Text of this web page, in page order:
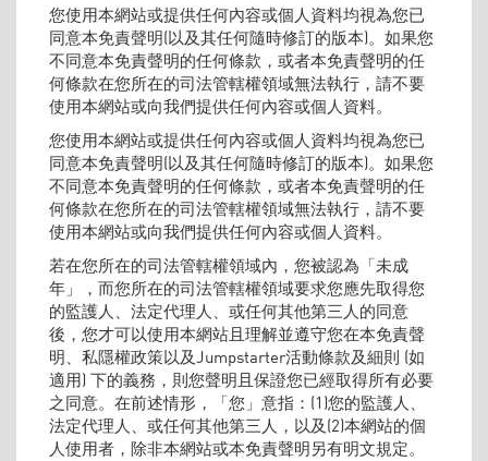
您使用本網站或提供任何內容或個人資料均視為您已
同意本免責聲明(以及其任何隨時修訂的版本)。如果您
不同意本免責聲明的任何條款，或者本免責聲明的任
何條款在您所在的司法管轄權領域無法執行，請不要
使用本網站或向我們提供任何內容或個人資料。
您使用本網站或提供任何內容或個人資料均視為您已
同意本免責聲明(以及其任何隨時修訂的版本)。如果您
不同意本免責聲明的任何條款，或者本免責聲明的任
何條款在您所在的司法管轄權領域無法執行，請不要
使用本網站或向我們提供任何內容或個人資料。
若在您所在的司法管轄權領域內，您被認為「未成
年」，而您所在的司法管轄權領域要求您應先取得您
的監護人、法定代理人、或任何其他第三人的同意
後，您才可以使用本網站且理解並遵守您在本免責聲
明、私隱權政策以及Jumpstarter活動條款及細則 (如
適用) 下的義務，則您聲明且保證您已經取得所有必要
之同意。在前述情形，「您」意指：(1)您的監護人、
法定代理人、或任何其他第三人，以及(2)本網站的個
人使用者，除非本網站或本免責聲明另有明文規定。